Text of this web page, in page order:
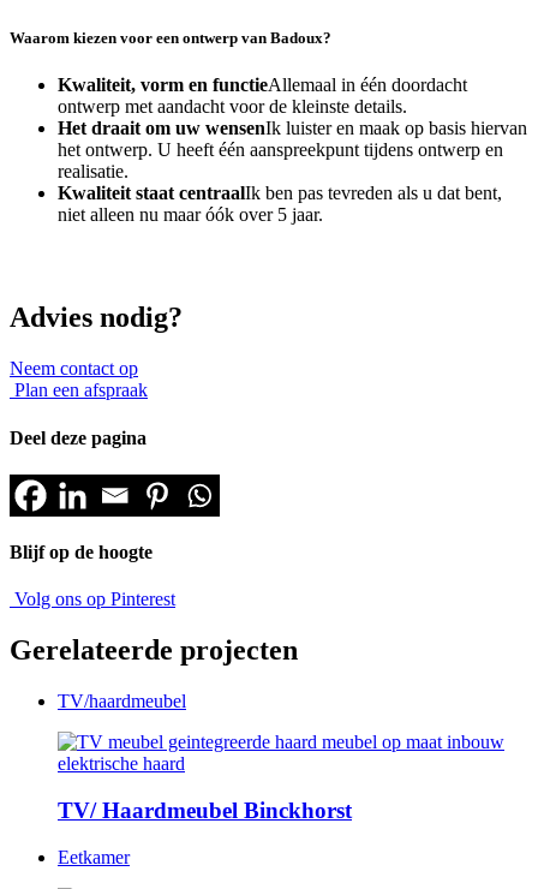
Waarom kiezen voor een ontwerp van Badoux?
Kwaliteit, vorm en functieAllemaal in één doordacht
ontwerp met aandacht voor de kleinste details.
Het draait om uw wensenIk luister en maak op basis hiervan
het ontwerp. U heeft één aanspreekpunt tijdens ontwerp en
realisatie.
Kwaliteit staat centraalIk ben pas tevreden als u dat bent,
niet alleen nu maar óók over 5 jaar.
Advies nodig?
Neem contact op
Plan een afspraak
Deel deze pagina
Blijf op de hoogte
Volg ons op Pinterest
Gerelateerde projecten
TV/haardmeubel
TV/ Haardmeubel Binckhorst
Eetkamer